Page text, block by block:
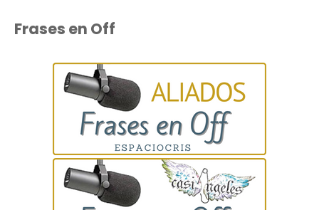
Frases en Off